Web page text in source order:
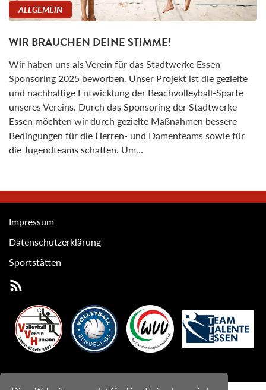
ALLGEMEIN
WIR BRAUCHEN DEINE STIMME!
Wir haben uns als Verein für das Stadtwerke Essen
Sponsoring 2025 beworben. Unser Projekt ist die gezielte
und nachhaltige Entwicklung der Beachvolleyball-Sparte
unseres Vereins. Durch das Sponsoring der Stadtwerke
Essen möchten wir durch gezielte Maßnahmen bessere
Bedingungen für die Herren- und Damenteams sowie für
die Jugendteams schaffen. Um…
Impressum
Datenschutzerklärung
Sportstätten